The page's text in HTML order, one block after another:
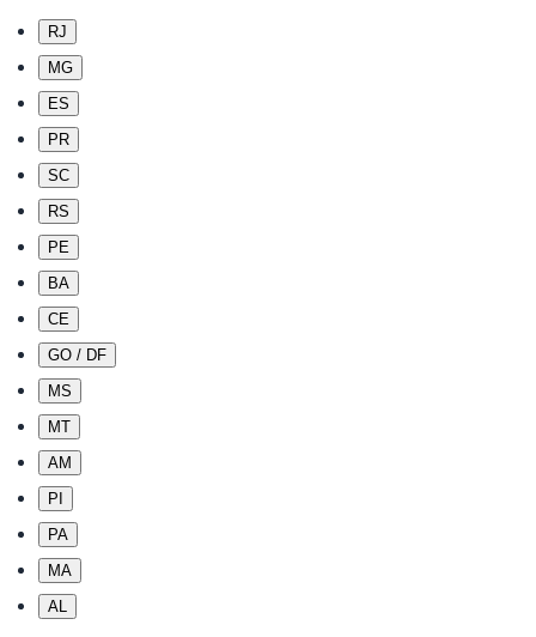
RJ
MG
ES
PR
SC
RS
PE
BA
CE
GO / DF
MS
MT
AM
PI
PA
MA
AL